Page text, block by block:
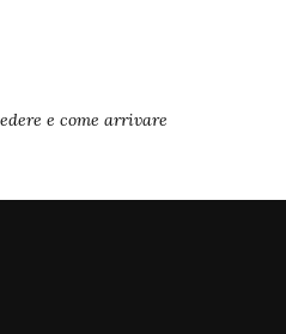
e come arrivare